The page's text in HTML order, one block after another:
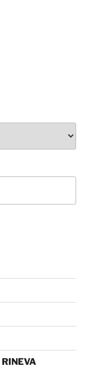
RINEVA